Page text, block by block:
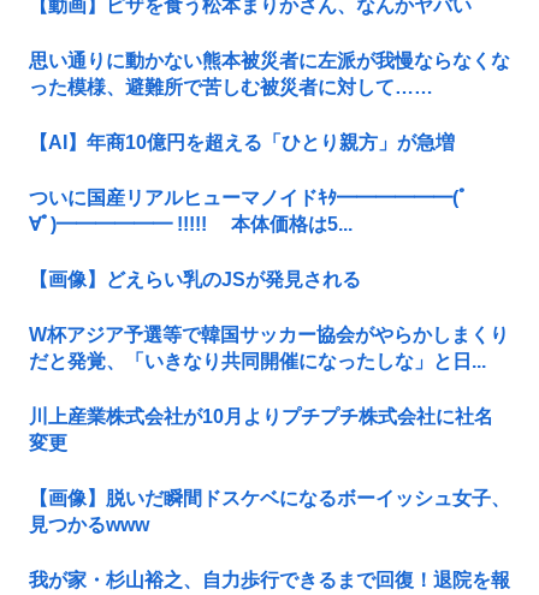
【動画】ピザを食う松本まりかさん、なんかヤバい
思い通りに動かない熊本被災者に左派が我慢ならなくな
った模様、避難所で苦しむ被災者に対して……
【AI】年商10億円を超える「ひとり親方」が急増
ついに国産リアルヒューマノイドｷﾀ━━━━━━(ﾟ
∀ﾟ)━━━━━━ !!!!! 本体価格は5...
【画像】どえらい乳のJSが発見される
W杯アジア予選等で韓国サッカー協会がやらかしまくり
だと発覚、「いきなり共同開催になったしな」と日...
川上産業株式会社が10月よりプチプチ株式会社に社名
変更
【画像】脱いだ瞬間ドスケベになるボーイッシュ女子、
見つかるwww
我が家・杉山裕之、自力歩行できるまで回復！退院を報